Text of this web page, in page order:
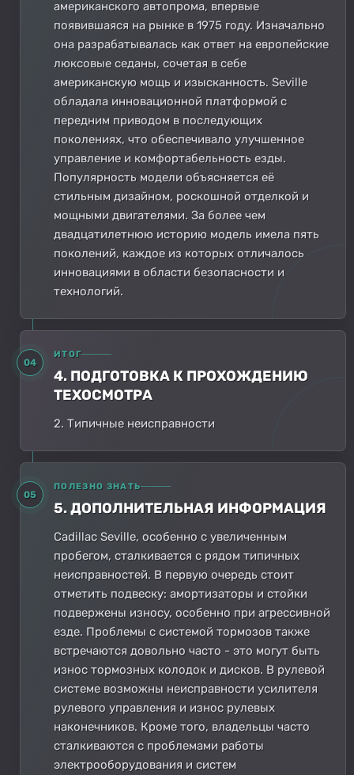
американского автопрома, впервые
появившаяся на рынке в 1975 году. Изначально
она разрабатывалась как ответ на европейские
люксовые седаны, сочетая в себе
американскую мощь и изысканность. Seville
обладала инновационной платформой с
передним приводом в последующих
поколениях, что обеспечивало улучшенное
управление и комфортабельность езды.
Популярность модели объясняется её
стильным дизайном, роскошной отделкой и
мощными двигателями. За более чем
двадцатилетнюю историю модель имела пять
поколений, каждое из которых отличалось
инновациями в области безопасности и
технологий.
04
ИТОГ
4. ПОДГОТОВКА К ПРОХОЖДЕНИЮ
ТЕХОСМОТРА
2. Типичные неисправности
05
ПОЛЕЗНО ЗНАТЬ
5. ДОПОЛНИТЕЛЬНАЯ ИНФОРМАЦИЯ
Cadillac Seville, особенно с увеличенным
пробегом, сталкивается с рядом типичных
неисправностей. В первую очередь стоит
отметить подвеску: амортизаторы и стойки
подвержены износу, особенно при агрессивной
езде. Проблемы с системой тормозов также
встречаются довольно часто - это могут быть
износ тормозных колодок и дисков. В рулевой
системе возможны неисправности усилителя
рулевого управления и износ рулевых
наконечников. Кроме того, владельцы часто
сталкиваются с проблемами работы
электрооборудования и систем